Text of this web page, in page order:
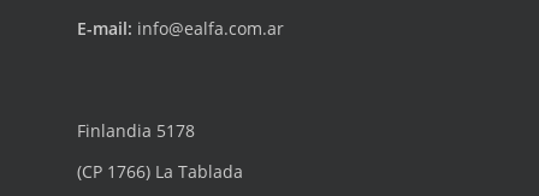
E-mail: info@ealfa.com.ar
Finlandia 5178
(CP 1766) La Tablada